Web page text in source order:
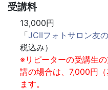
受講料
13,000円
「JCIIフォトサロン友
税込み）
※リピーターの受講生
講の場合は、7,000円
ます。